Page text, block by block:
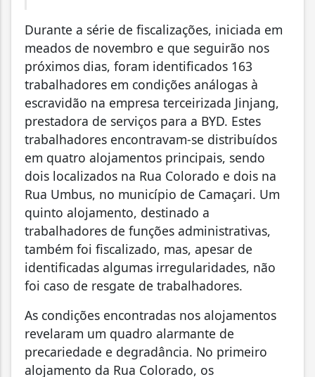
Durante a série de fiscalizações, iniciada em
meados de novembro e que seguirão nos
próximos dias, foram identificados 163
trabalhadores em condições análogas à
escravidão na empresa terceirizada Jinjang,
prestadora de serviços para a BYD. Estes
trabalhadores encontravam-se distribuídos
em quatro alojamentos principais, sendo
dois localizados na Rua Colorado e dois na
Rua Umbus, no município de Camaçari. Um
quinto alojamento, destinado a
trabalhadores de funções administrativas,
também foi fiscalizado, mas, apesar de
identificadas algumas irregularidades, não
foi caso de resgate de trabalhadores.
As condições encontradas nos alojamentos
revelaram um quadro alarmante de
precariedade e degradância. No primeiro
alojamento da Rua Colorado, os